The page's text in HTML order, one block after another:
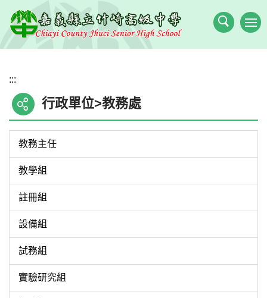
到
主
要
容
區
:::
行政單位>教務處
教務主任
教學組
註冊組
設備組
試務組
實驗研究組